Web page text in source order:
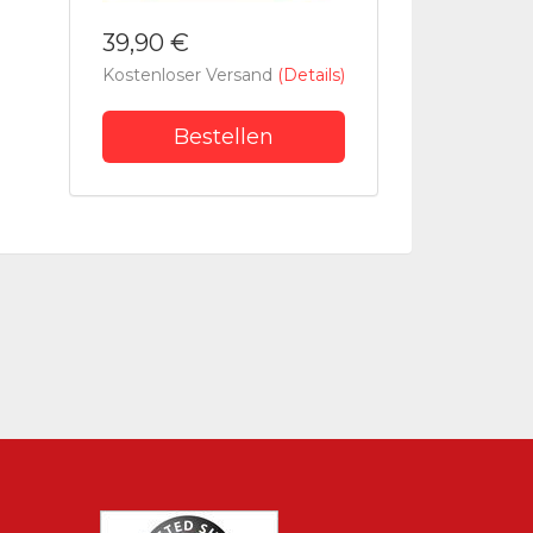
39,90 €
Kostenloser Versand (Details)
Bestellen